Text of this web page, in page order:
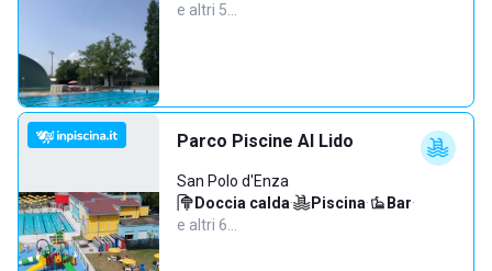
e altri 5…
Parco Piscine Al Lido
San Polo d'Enza
Doccia calda· Piscina· Bar·
e altri 6…